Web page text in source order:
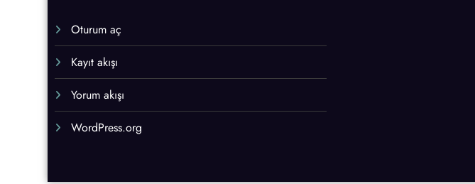
Oturum aç
Kayıt akışı
Yorum akışı
WordPress.org